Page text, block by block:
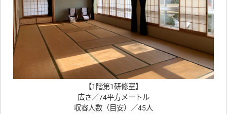
【1階第1研修室】
広さ／74平方メートル
収容人数（目安）／45人